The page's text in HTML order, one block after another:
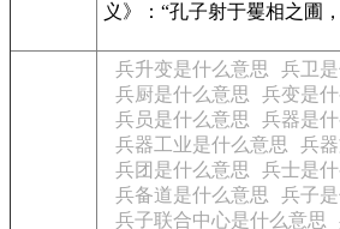
义》：“孔子射于矍相之圃
兵升变是什么意思
兵卫
兵厨是什么意思
兵变是
兵员是什么意思
兵器是
兵器工业是什么意思
兵
兵团是什么意思
兵士是
兵备道是什么意思
兵子
兵子联合中心是什么意思